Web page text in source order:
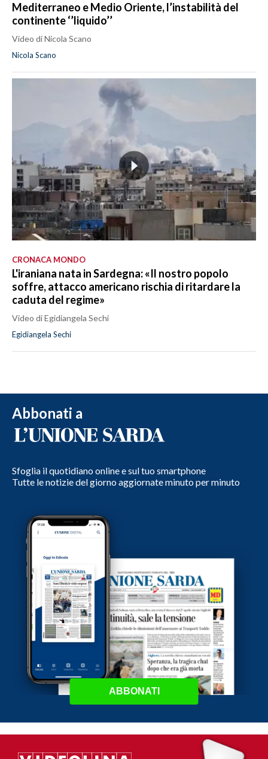
Mediterraneo e Medio Oriente, l’instabilità del
continente ‘’liquido’’
Video di Nicola Scano
Nicola Scano
CRONACA MONDO
L'iraniana nata in Sardegna: «Il nostro popolo
soffre, attacco americano rischia di ritardare la
caduta del regime»
Video di Egidiangela Sechi
Egidiangela Sechi
Abbonati a
Sfoglia il quotidiano online e sul tuo smartphone
Tutte le notizie del giorno aggiornate minuto per minuto
ABBONATI